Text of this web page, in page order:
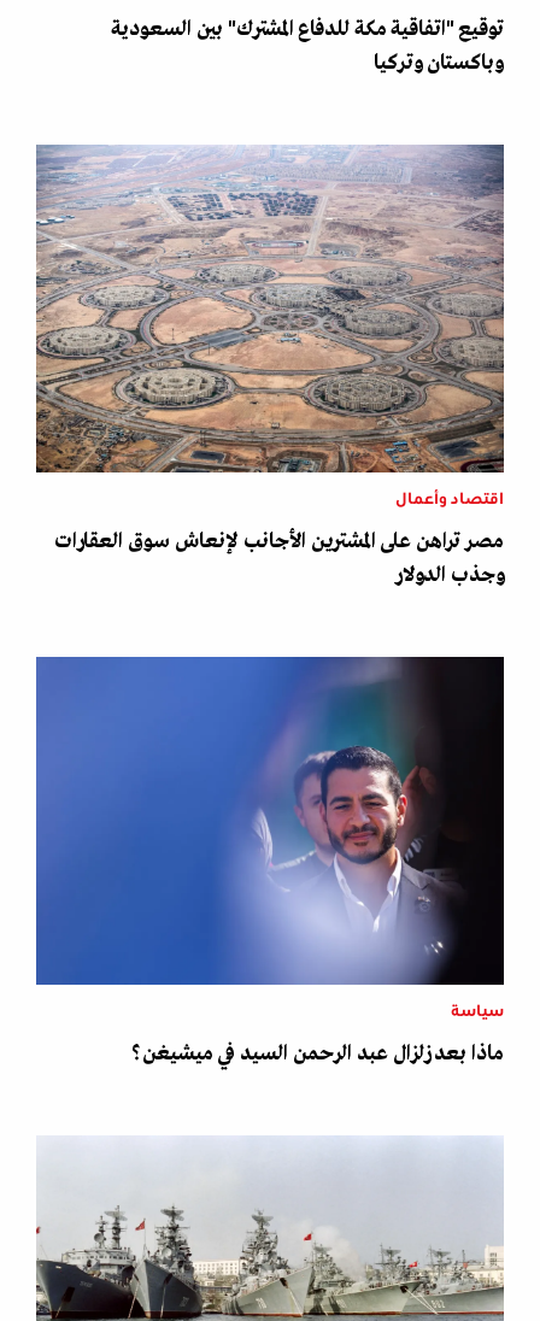
توقيع "اتفاقية مكة للدفاع المشترك" بين السعودية
وباكستان وتركيا
اقتصاد وأعمال
مصر تراهن على المشترين الأجانب لإنعاش سوق العقارات
وجذب الدولار
سياسة
ماذا بعد زلزال عبد الرحمن السيد في ميشيغن؟